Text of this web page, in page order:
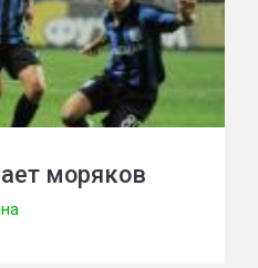
моряков